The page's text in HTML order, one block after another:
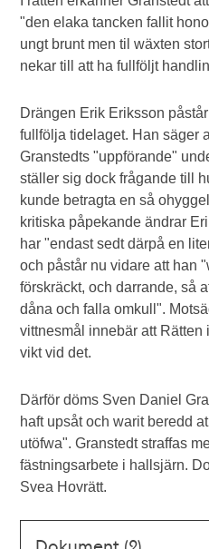
"den elaka tancken fallit
ungt brunt men til wäxten
nekar till att ha fullföljt
Drängen Erik Eriksson
fullfölja tidelaget. Han säger
Granstedts "uppförande"
ställer sig dock frågande till
kunde betragta en så
kritiska påpekande ändrar
har "endast sedt därpå en
och påstår nu vidare att han
förskräckt, och darrande, så
dåna och falla omkull".
vittnesmål innebär att
vikt vid det.
Därför döms Sven Daniel
haft upsåt och warit beredd
utöfwa". Granstedt straffas
fästningsarbete i hallsjärn.
Svea Hovrätt.